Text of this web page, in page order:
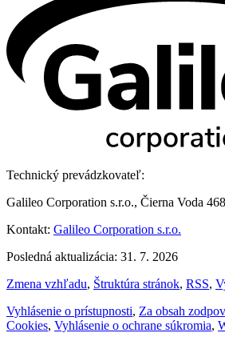
Technický prevádzkovateľ:
Galileo Corporation s.r.o., Čierna Voda
Kontakt: Galileo Corporation s.r.o.
Posledná aktualizácia: 31. 7. 2026
Zmena vzhľadu, Štruktúra stránok, RSS,
Vyhlásenie o prístupnosti, Za obsah
Cookies, Vyhlásenie o ochrane súkromia,